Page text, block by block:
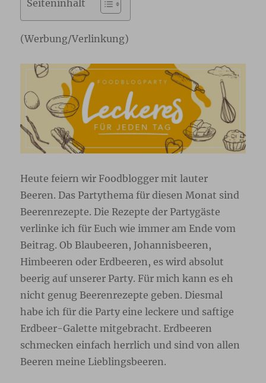
Seiteninhalt
(Werbung/Verlinkung)
Heute feiern wir Foodblogger mit lauter
Beeren. Das Partythema für diesen Monat sind
Beerenrezepte. Die Rezepte der Partygäste
verlinke ich für Euch wie immer am Ende vom
Beitrag. Ob Blaubeeren, Johannisbeeren,
Himbeeren oder Erdbeeren, es wird absolut
beerig auf unserer Party. Für mich kann es eh
nicht genug Beerenrezepte geben. Diesmal
habe ich für die Party eine leckere und saftige
Erdbeer-Galette mitgebracht. Erdbeeren
schmecken einfach herrlich und sind von allen
Beeren meine Lieblingsbeeren.